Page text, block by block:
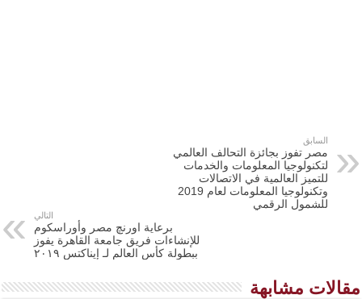
السابق
مصر تفوز بجائزة التحالف العالمي
لتكنولوجيا المعلومات والخدمات
للتميز العالمية في الاتصالات
وتكنولوجيا المعلومات لعام 2019
للشمول الرقمي
التالي
برعاية اورنچ مصر وأوراسكوم
للإنشاءات فريق جامعة القاهرة يفوز
ببطولة كأس العالم لـ إيناكتس ٢٠١٩
مقالات مشابهة